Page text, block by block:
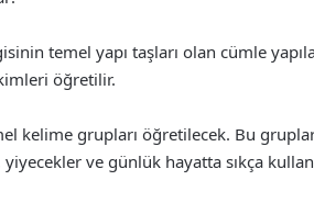
temel yapı taşları olan cümle
öğretilir.
kelime grupları öğretilecek. Bu
ve günlük hayatta sıkça